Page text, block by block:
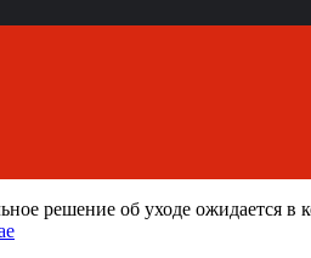
решение об уходе ожидается в